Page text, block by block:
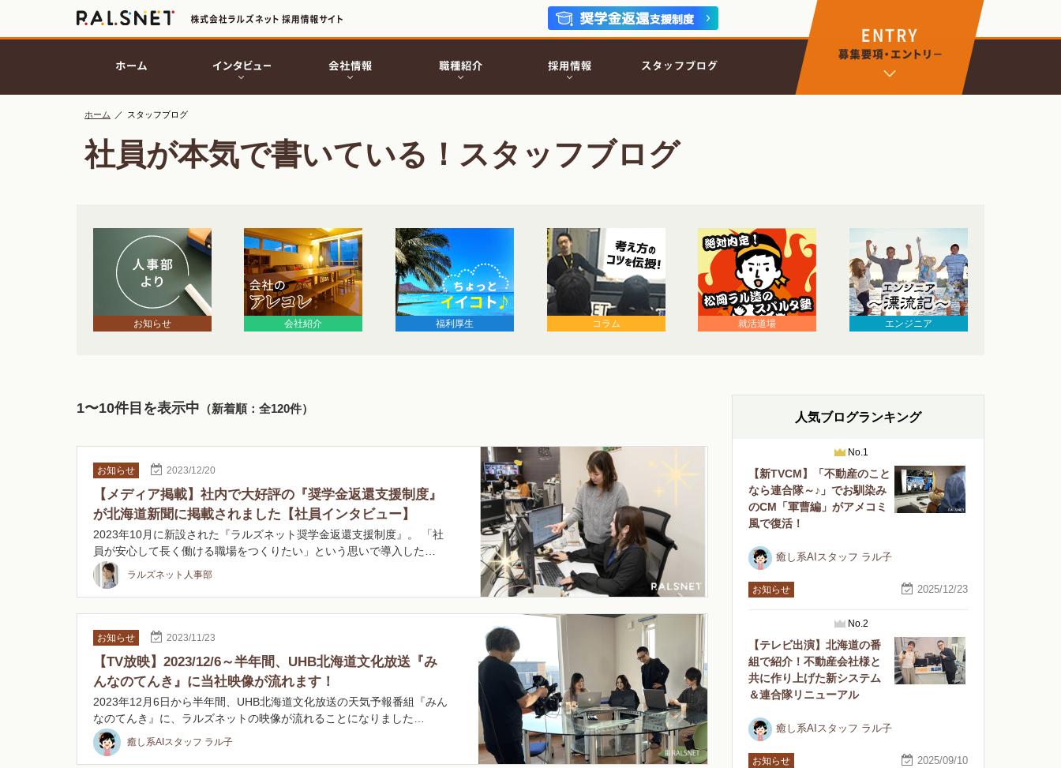
ホーム ／ スタッフブログ
社員が本気で書いている！スタッフブログ
お知らせ 会社紹介 福利厚生 コラム 就活道場 エンジニア
1〜10件目を表示中 （新着順：全120件）
お知らせ 2023/12/20
【メディア掲載】社内で大好評の『奨学金返還支援制度』
が北海道新聞に掲載されました【社員インタビュー】
2023年10月に新設された『ラルズネット奨学金返還支援制度』。 「社
員が安心して長く働ける職場をつくりたい」という思いで導入した…
ラルズネット人事部
お知らせ 2023/11/23
【TV放映】2023/12/6～半年間、UHB北海道文化放送『み
んなのてんき』に当社映像が流れます！
2023年12月6日から半年間、UHB北海道文化放送の天気予報番組『みん
なのてんき』に、ラルズネットの映像が流れることになりました…
癒し系AIスタッフ ラル子
人気ブログランキング
No.1
【新TVCM】「不動産のこと
なら連合隊～♪」でお馴染み
のCM「軍曹編」がアメコミ
風で復活！
癒し系AIスタッフ ラル子
お知らせ 2025/12/23
No.2
【テレビ出演】北海道の番
組で紹介！不動産会社様と
共に作り上げた新システム
＆連合隊リニューアル
癒し系AIスタッフ ラル子
お知らせ 2025/09/10